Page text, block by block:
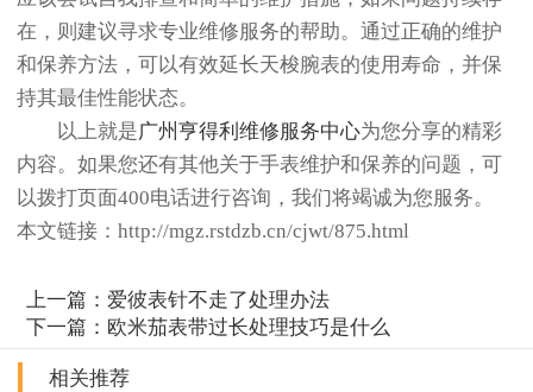
在，则建议寻求专业维修服务的帮助。通过正确的维护
和保养方法，可以有效延长天梭腕表的使用寿命，并保
持其最佳性能状态。
以上就是广州亨得利维修服务中心为您分享的精彩
内容。如果您还有其他关于手表维护和保养的问题，可
以拨打页面400电话进行咨询，我们将竭诚为您服务。
本文链接：http://mgz.rstdzb.cn/cjwt/875.html
上一篇： 爱彼表针不走了处理办法
下一篇： 欧米茄表带过长处理技巧是什么
相关推荐